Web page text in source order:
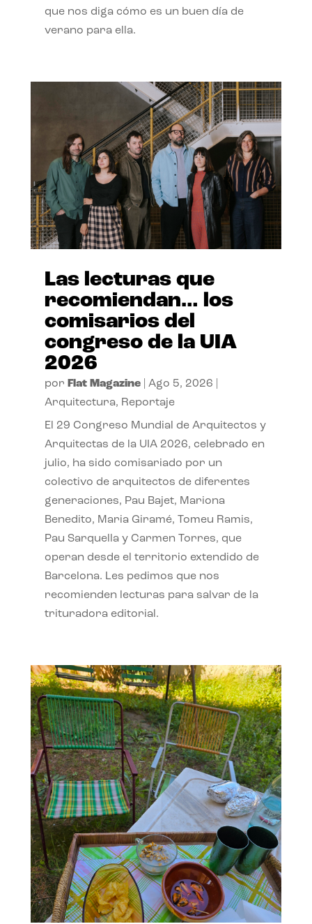
que nos diga cómo es un buen día de
verano para ella.
Las lecturas que
recomiendan… los
comisarios del
congreso de la UIA
2026
por Flat Magazine| Ago 5, 2026
Arquitectura, Reportaje
El 29 Congreso Mundial de Arquitectos y
Arquitectas de la UIA 2026, celebrado en
julio, ha sido comisariado por un
colectivo de arquitectos de diferentes
generaciones, Pau Bajet, Mariona
Benedito, Maria Giramé, Tomeu Ramis,
Pau Sarquella y Carmen Torres, que
operan desde el territorio extendido de
Barcelona. Les pedimos que nos
recomienden lecturas para salvar de la
trituradora editorial.